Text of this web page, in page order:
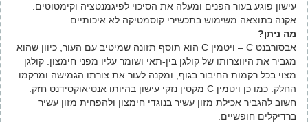
עישון פוגע בעור הפנים ומעלה את הסיכוי לפיגמנטציה וקימטוטים.
אקנה כתוצאה משימוש בתכשירי קוסמטיקה לא איכותיים.
מה ניתן?
אבסורבנט C – ויטמין ‬‬‬C‬‬‬ הוא‬ תוסף‬ תזונה ‬שמיטיב ‬עם העור, ‬‬כיוון ‬שהוא‬
מגביר ‬את היווצרותו‬ של‬ קולגן ‬בין-תאי‬ ושומר עליו מפני חימצון. קולגן
מצוי בכל רקמות החיבור בגוף, ומקנה לעור את צורתו הגמישה ומרקמו
החלק. כמו כן ויטמין C מקטין נזקי עישון בהיותו אנטיאוקסידנט חזק.
חשוב להגביר אכילת מזון עשיר בנוגדי חימצון ולהפחית מזון עשיר
ברדיקלים חופשיים.